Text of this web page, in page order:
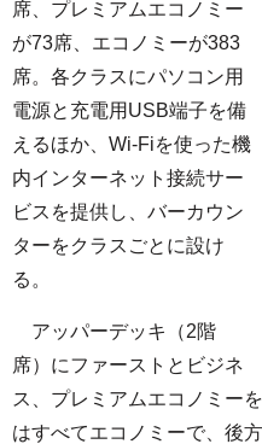
席、プレミアムエコノミー
が73席、エコノミーが383
席。各クラスにパソコン用
電源と充電用USB端子を備
えるほか、Wi-Fiを使った機
内インターネット接続サー
ビスを提供し、バーカウン
ターをクラスごとに設け
る。
アッパーデッキ（2階
席）にファーストとビジネ
ス、プレミアムエコノミー
はすべてエコノミーで、後